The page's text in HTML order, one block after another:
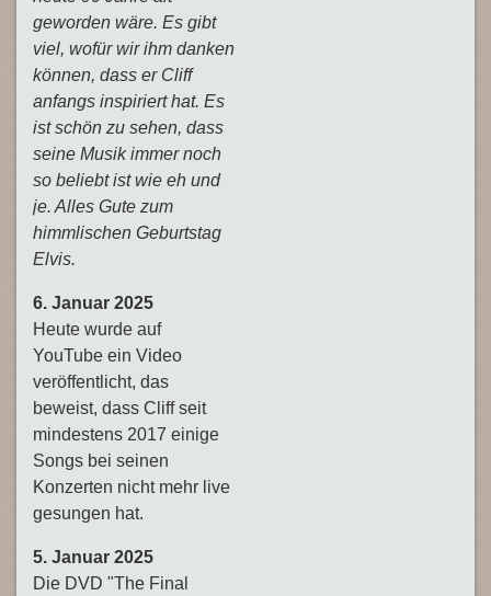
geworden wäre. Es gibt
viel, wofür wir ihm danken
können, dass er Cliff
anfangs inspiriert hat. Es
ist schön zu sehen, dass
seine Musik immer noch
so beliebt ist wie eh und
je. Alles Gute zum
himmlischen Geburtstag
Elvis.
6. Januar 2025
Heute wurde auf
YouTube ein Video
veröffentlicht, das
beweist, dass Cliff seit
mindestens 2017 einige
Songs bei seinen
Konzerten nicht mehr live
gesungen hat.
5. Januar 2025
Die DVD "The Final